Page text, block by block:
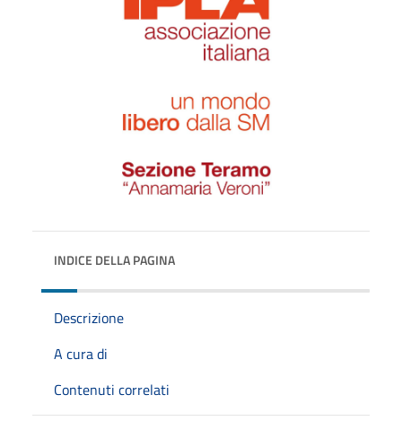
INDICE DELLA PAGINA
Descrizione
A cura di
Contenuti correlati